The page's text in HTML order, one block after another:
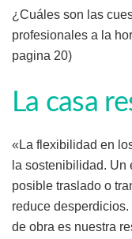
¿Cuáles son las
profesionales a la
pagina 20)
La casa
«La flexibilidad en
la sostenibilidad.
posible traslado o
reduce
de obra es nuestra